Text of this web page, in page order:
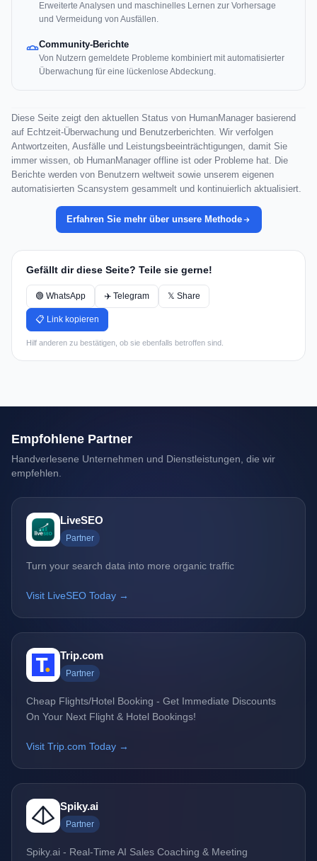
Erweiterte Analysen und maschinelles Lernen zur Vorhersage
und Vermeidung von Ausfällen.
Community-Berichte
Von Nutzern gemeldete Probleme kombiniert mit automatisierter
Überwachung für eine lückenlose Abdeckung.
Diese Seite zeigt den aktuellen Status von HumanManager basierend
auf Echtzeit-Überwachung und Benutzerberichten. Wir verfolgen
Antwortzeiten, Ausfälle und Leistungsbeeinträchtigungen, damit Sie
immer wissen, ob HumanManager offline ist oder Probleme hat. Die
Berichte werden von Benutzern weltweit sowie unserem eigenen
automatisierten Scansystem gesammelt und kontinuierlich aktualisiert.
Erfahren Sie mehr über unsere Methode
Gefällt dir diese Seite? Teile sie gerne!
🟢 WhatsApp ✈️ Telegram 𝕏 Share
📋 Link kopieren
Hilf anderen zu bestätigen, ob sie ebenfalls betroffen sind.
Empfohlene Partner
Handverlesene Unternehmen und Dienstleistungen, die wir
empfehlen.
LiveSEO
Partner
Turn your search data into more organic traffic
Visit LiveSEO Today →
Trip.com
Partner
Cheap Flights/Hotel Booking - Get Immediate Discounts
On Your Next Flight & Hotel Bookings!
Visit Trip.com Today →
Spiky.ai
Partner
Spiky.ai - Real-Time AI Sales Coaching & Meeting